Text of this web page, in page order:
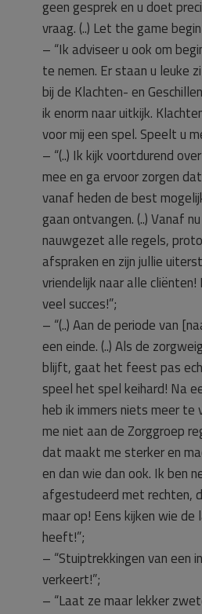
geen gesprek en u doet
vraag. (..) Let the game
– “Ik adviseer u ook om
te nemen. Er staan u leuke
bij de Klachten- en
ik enorm naar uitkijk.
voor mij een spel. Speelt u
– “(..) Ik kijk voortdurend
mee en ga ervoor zorgen
vanaf heden de best
gaan ontvangen. (..) Vanaf
nauwgezet alle regels,
afspraken en zijn jullie
vriendelijk naar alle
veel succes!”;
– “(..) Aan de periode van
een einde. (..) Als de
blijft, gaat het feest pas
speel het spel keihard! Na
heb ik immers niets meer te
me niet aan de Zorggroep
dat maakt me sterker en
en dan wie dan ook. Ik ben
afgestudeerd met rechten,
maar op! Eens kijken wie de
heeft!”;
– “Stuiptrekkingen van een
verkeert!”;
– “Laat ze maar lekker